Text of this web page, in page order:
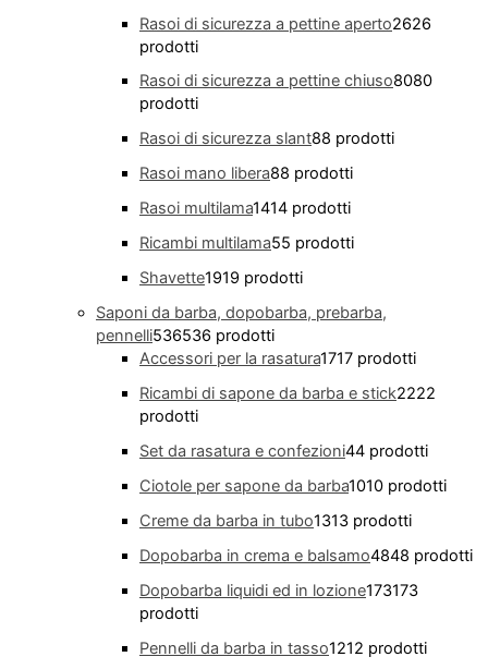
Rasoi di sicurezza a pettine aperto2626
prodotti
Rasoi di sicurezza a pettine chiuso8080
prodotti
Rasoi di sicurezza slant88 prodotti
Rasoi mano libera88 prodotti
Rasoi multilama1414 prodotti
Ricambi multilama55 prodotti
Shavette1919 prodotti
Saponi da barba, dopobarba, prebarba,
pennelli536536 prodotti
Accessori per la rasatura1717 prodotti
Ricambi di sapone da barba e stick2222
prodotti
Set da rasatura e confezioni44 prodotti
Ciotole per sapone da barba1010 prodotti
Creme da barba in tubo1313 prodotti
Dopobarba in crema e balsamo4848 prodotti
Dopobarba liquidi ed in lozione173173
prodotti
Pennelli da barba in tasso1212 prodotti